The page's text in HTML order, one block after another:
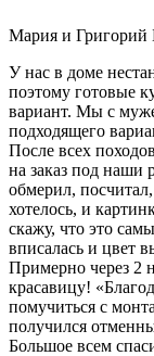
Мария и Григорий
У нас в доме
поэтому готовые
вариант. Мы с
подходящего
После всех
на заказ под наши
обмерил,
хотелось, и
скажу, что это
вписалась и цвет
Примерно через 2
красавицу!
помучиться с
получился
Большое всем